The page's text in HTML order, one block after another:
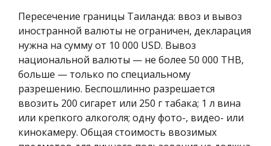
Пересечение границы Таиланда: ввоз и вывоз
иностранной валюты не ограничен, декларация
нужна на сумму от 10 000 USD. Вывоз
национальной валюты — не более 50 000 THB,
больше — только по специальному
разрешению. Беспошлинно разрешается
ввозить 200 сигарет или 250 г табака; 1 л вина
или крепкого алкоголя; одну фото-, видео- или
кинокамеру. Общая стоимость ввозимых